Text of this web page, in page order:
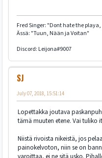
Fred Singer: "Dont hate the
Ässä: "Tuun, Nään ja Voitan"
Discord: Leijona#9007
SJ
July 07, 2018, 15:51:14
Lopettakka joutava
tämä muuten etene. Vai tuliko
Niistä rivoista nikeistä, jos
painokelvoton, niin se on